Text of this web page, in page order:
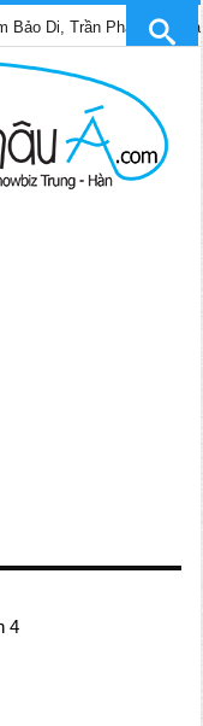
Di, Trần Pháp Dung tái